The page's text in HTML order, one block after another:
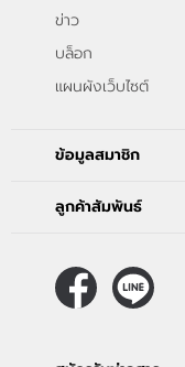
ข่าว
บล็อก
แผนผังเว็บไซต์
ข้อมูลสมาชิก
ลูกค้าสัมพันธ์